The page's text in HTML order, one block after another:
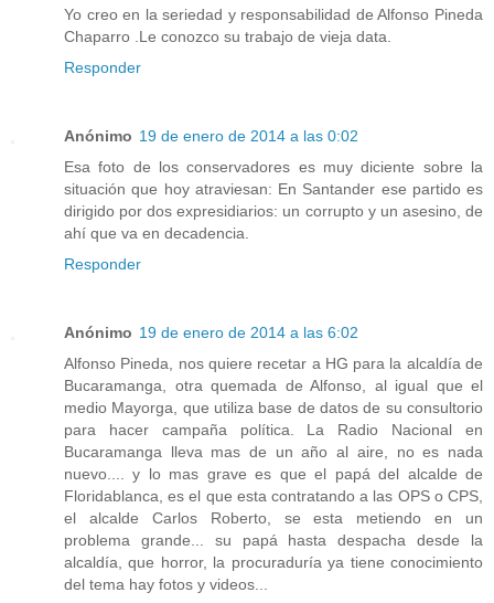
Yo creo en la seriedad y responsabilidad de Alfonso Pineda
Chaparro .Le conozco su trabajo de vieja data.
Responder
Anónimo 19 de enero de 2014 a las 0:02
Esa foto de los conservadores es muy diciente sobre la
situación que hoy atraviesan: En Santander ese partido es
dirigido por dos expresidiarios: un corrupto y un asesino, de
ahí que va en decadencia.
Responder
Anónimo 19 de enero de 2014 a las 6:02
Alfonso Pineda, nos quiere recetar a HG para la alcaldía de
Bucaramanga, otra quemada de Alfonso, al igual que el
medio Mayorga, que utiliza base de datos de su consultorio
para hacer campaña política. La Radio Nacional en
Bucaramanga lleva mas de un año al aire, no es nada
nuevo.... y lo mas grave es que el papá del alcalde de
Floridablanca, es el que esta contratando a las OPS o CPS,
el alcalde Carlos Roberto, se esta metiendo en un
problema grande... su papá hasta despacha desde la
alcaldía, que horror, la procuraduría ya tiene conocimiento
del tema hay fotos y videos...